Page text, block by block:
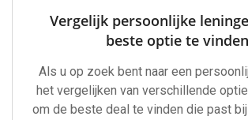
Vergelijk persoonlijke
beste optie te vinden
Als u op zoek bent naar een
het vergelijken van verschillende
om de beste deal te vinden die past